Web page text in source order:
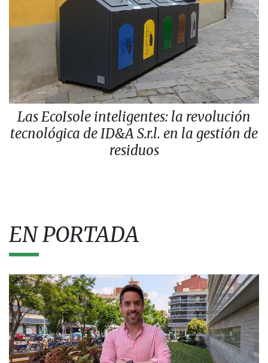
Las EcoIsole inteligentes: la revolución
tecnológica de ID&A S.r.l. en la gestión de
residuos
EN PORTADA